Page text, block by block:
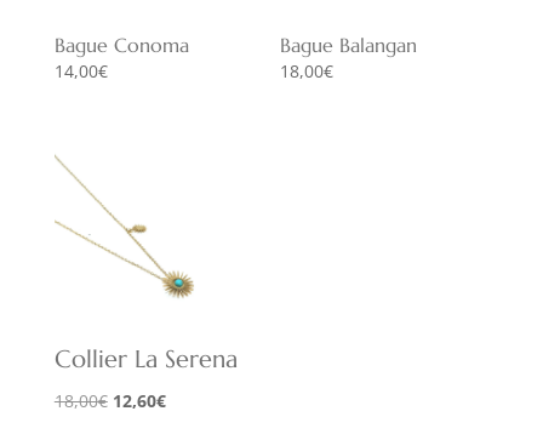
Bague Conoma
14,00€
Bague Balangan
18,00€
Collier La Serena
18,00€ Le
12,60€Le